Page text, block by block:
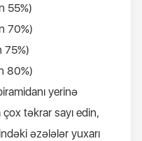
55%)
70%)
75%)
80%)
yerinə
təkrar sayı edin,
əzələlər yuxarı